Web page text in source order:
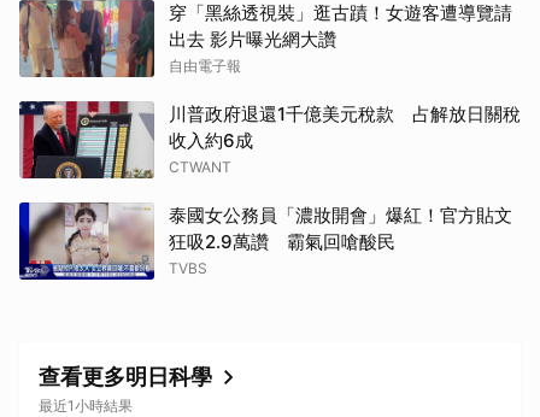
穿「黑絲透視裝」逛古蹟！女遊客遭導覽請
出去 影片曝光網大讚
自由電子報
川普政府退還1千億美元稅款 占解放日關稅
收入約6成
CTWANT
泰國女公務員「濃妝開會」爆紅！官方貼文
狂吸2.9萬讚 霸氣回嗆酸民
TVBS
查看更多明日科學
最近1小時結果